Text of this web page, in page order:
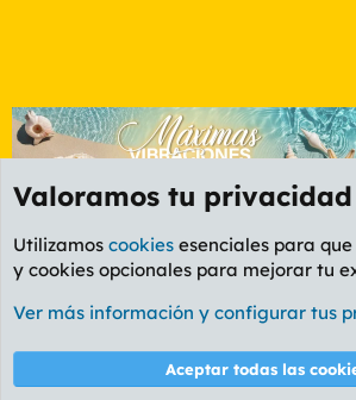
Etiquetas
Cookies
PL OLDSTYLE AMARILLO
Términos y reglas Política
Valoramos tu privacidad
Utilizamos cookies esenciales para
y cookies opcionales para mejorar tu
Ver más información y configurar tus
Aceptar todas las